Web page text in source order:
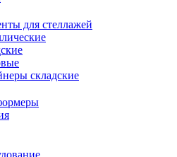
для стеллажей
складские